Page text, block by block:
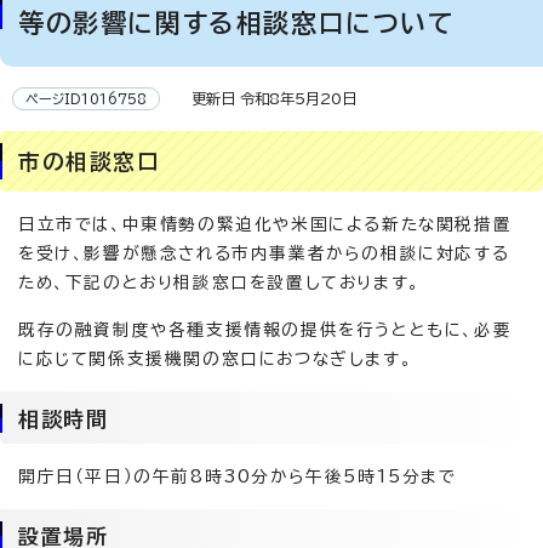
等の影響に関する相談窓口について
ページID1016758 更新日 令和8年5月20日
市の相談窓口
日立市では、中東情勢の緊迫化や米国による新たな関税措置
を受け、影響が懸念される市内事業者からの相談に対応する
ため、下記のとおり相談窓口を設置しております。
既存の融資制度や各種支援情報の提供を行うとともに、必要
に応じて関係支援機関の窓口におつなぎします。
相談時間
開庁日（平日）の午前8時30分から午後5時15分まで
設置場所